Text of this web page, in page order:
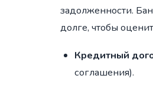
задолженности.
долге, чтобы
Кредитный
соглашения).